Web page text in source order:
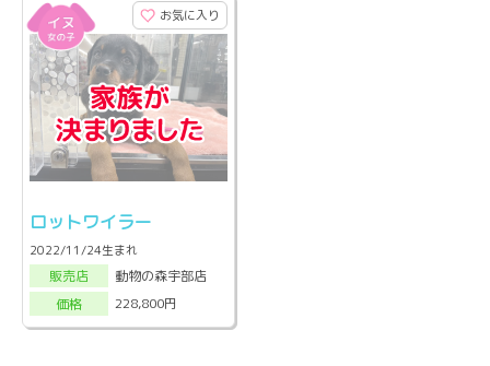
お気に入り
ロットワイラー
2022/11/24生まれ
販売店
動物の森宇部店
価格
228,800円